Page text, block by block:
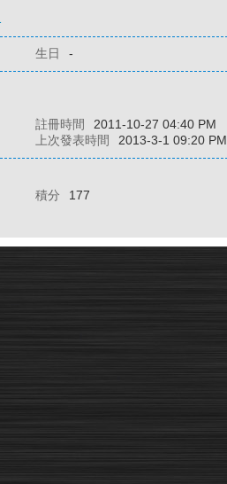
生日 -
註冊時間 2011-10-27 04:40 PM
上次發表時間 2013-3-1 09:20 PM
積分 177